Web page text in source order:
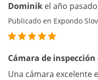
Dominik el año pasado
Publicado en Expondo
Cámara de inspección
Una cámara excelente